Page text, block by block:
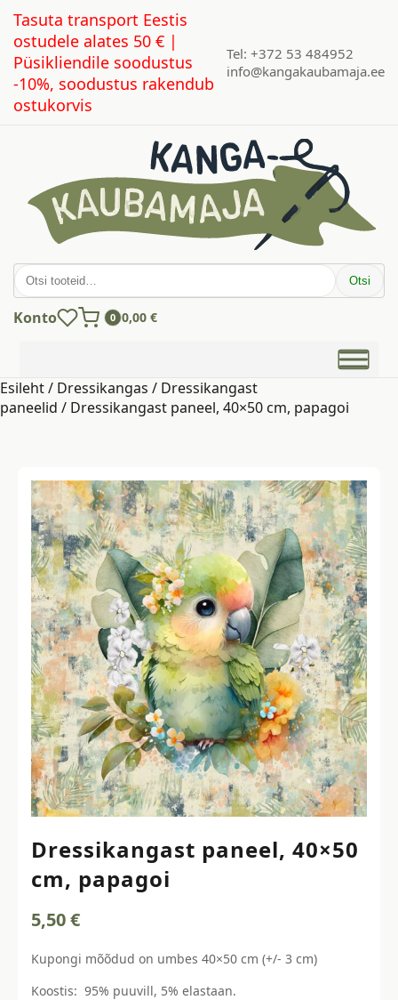
Tasuta transport Eestis
ostudele alates 50 € |
Püsikliendile soodustus
-10%, soodustus rakendub
ostukorvis
Tel: +372 53 484952
info@kangakaubamaja.ee
Otsi: Otsi
Konto 0 0,00 €
Esileht/ Dressikangas / Dressikangast
paneelid / Dressikangast paneel, 40×50 cm, papagoi
Dressikangast paneel, 40×50
cm, papagoi
5,50€
Kupongi mõõdud on umbes 40×50 cm (+/- 3 cm)
Koostis: 95% puuvill, 5% elastaan.